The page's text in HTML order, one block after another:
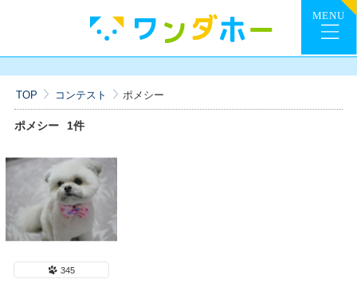
TOP コンテスト ポメシー
ポメシー 1件
345